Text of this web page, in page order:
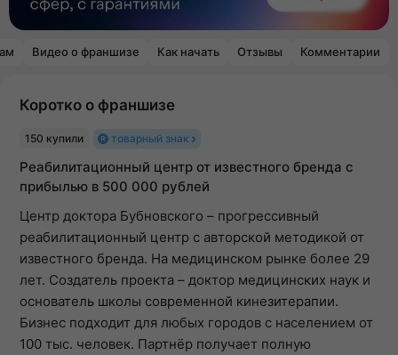
Видео о франшизе Как начать Отзывы Комментарии
Коротко о франшизе
150 купили товарный знак
Реабилитационный центр от известного бренда с
прибылью в 500 000 рублей
Центр доктора Бубновского – прогрессивный
реабилитационный центр с авторской методикой от
известного бренда. На медицинском рынке более 29
лет. Создатель проекта – доктор медицинских наук и
основатель школы современной кинезитерапии.
Бизнес подходит для любых городов с населением от
100 тыс. человек. Партнёр получает полную